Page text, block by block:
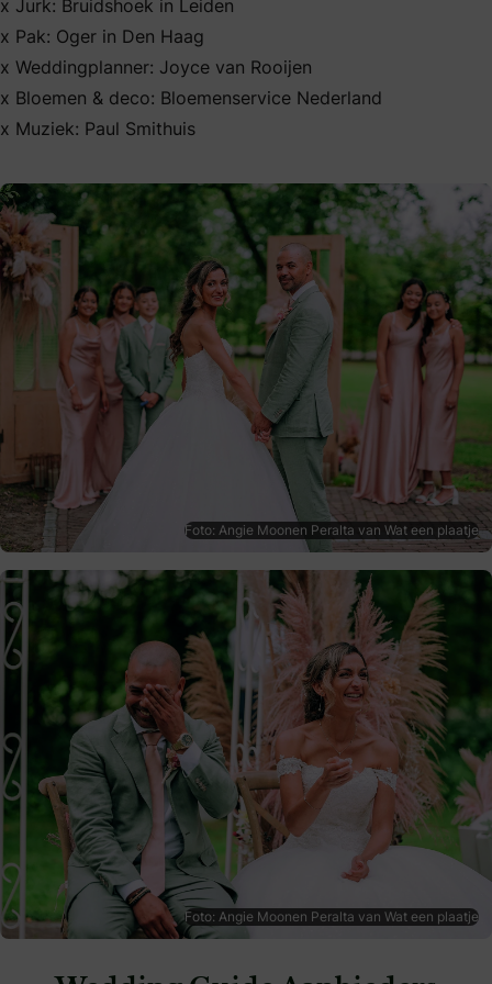
x Jurk: Bruidshoek in Leiden
x Pak: Oger in Den Haag
x Weddingplanner: Joyce van Rooijen
x Bloemen & deco: Bloemenservice Nederland
x Muziek: Paul Smithuis
Foto: Angie Moonen Peralta van Wat een plaatje
Foto: Angie Moonen Peralta van Wat een plaatje